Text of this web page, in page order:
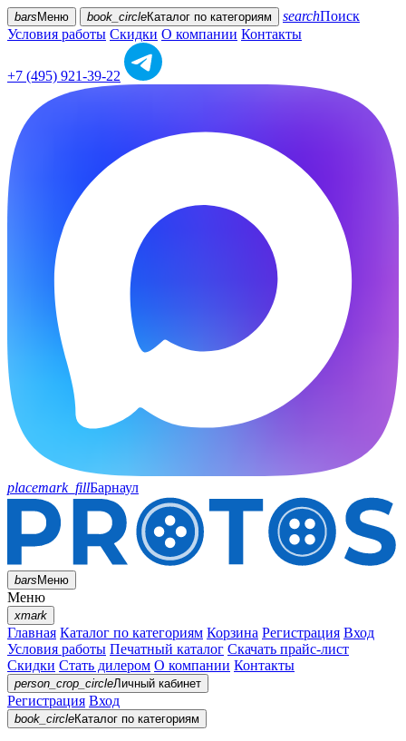
bars Меню book_circleКаталог по категориям searchПоиск
Условия работы Скидки О компании Контакты
+7 (495) 921-39-22
placemark_fillБарнаул
barsМеню
Меню
xmark
Главная Каталог по категориям Корзина Регистрация Вход
Условия работы Печатный каталог Скачать прайс-лист
Скидки Стать дилером О компании Контакты
person_crop_circleЛичный кабинет
Регистрация Вход
book_circleКаталог по категориям